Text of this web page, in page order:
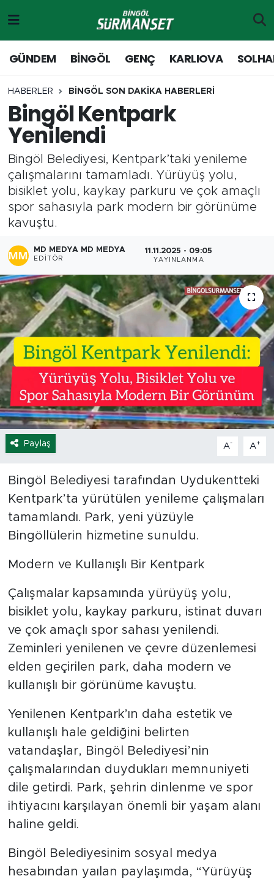
GÜNDEM BİNGÖL GENÇ KARLIOVA
HABERLER BİNGÖL SON DAKİKA HABERLERİ
Bingöl Kentpark
Yenilendi
Bingöl Belediyesi, Kentpark’taki yenileme
çalışmalarını tamamladı. Yürüyüş yolu,
bisiklet yolu, kaykay parkuru ve çok amaçlı
spor sahasıyla park modern bir görünüme
kavuştu.
MD MEDYA MD MEDYA
EDITÖR
11.11.2025 - 09:05
YAYINLANMA
Paylaş A- A+
Bingöl Belediyesi tarafından Uydukentteki
Kentpark’ta yürütülen yenileme çalışmaları
tamamlandı. Park, yeni yüzüyle
Bingöllülerin hizmetine sunuldu.
Modern ve Kullanışlı Bir Kentpark
Çalışmalar kapsamında yürüyüş yolu,
bisiklet yolu, kaykay parkuru, istinat duvarı
ve çok amaçlı spor sahası yenilendi.
Zeminleri yenilenen ve çevre düzenlemesi
elden geçirilen park, daha modern ve
kullanışlı bir görünüme kavuştu.
Yenilenen Kentpark’ın daha estetik ve
kullanışlı hale geldiğini belirten
vatandaşlar, Bingöl Belediyesi’nin
çalışmalarından duydukları memnuniyeti
dile getirdi. Park, şehrin dinlenme ve spor
ihtiyacını karşılayan önemli bir yaşam alanı
haline geldi.
Bingöl Belediyesinim sosyal medya
hesabından yaılan paylaşımda, “Yürüyüş
Genç
Solhan
Karlıova
Adaklı-Kiğı
Yayladere-Yedisu
Spor
Yaşam
Sağlık
Eğitim
Ekonomi
Hava Durumu
Tavz Der
Bingöl Kaza Haberleri
Merkez Hava Durumu
Merkez Trafik Yoğunluk Haritası
Süper Lig Puan Durumu ve Fikstür
Tüm Manşetler
Son Dakika Haberleri